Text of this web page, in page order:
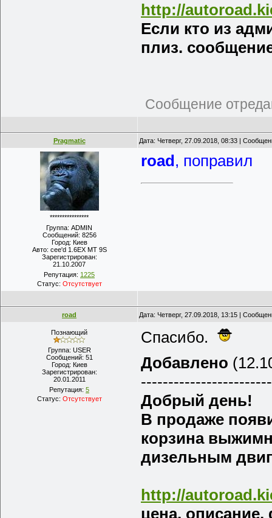
http://
Если кто из
плиз.
Сообщение
Pragmatic Дата: Четверг, 27.09.2018, 08:33 |
****************
Группа: ADMIN
Сообщений: 8256
Город: Киев
Авто: cee'd 1.6EX MT 9S
Зарегистрирован:
21.10.2007
Репутация: 1225
Статус: Отсутствует
road, поправил
road Дата: Четверг, 27.09.2018, 13:15 |
Познающий
Группа: USER
Сообщений: 51
Город: Киев
Зарегистрирован:
20.01.2011
Репутация: 5
Статус: Отсутствует
Спасибо.
Добавлено
Добрый день!
В продаже
корзина
дизельным
http://
цена, описание,